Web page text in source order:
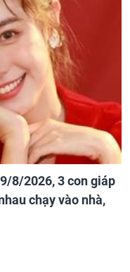
8/2026, 3 con giáp
chạy vào nhà,